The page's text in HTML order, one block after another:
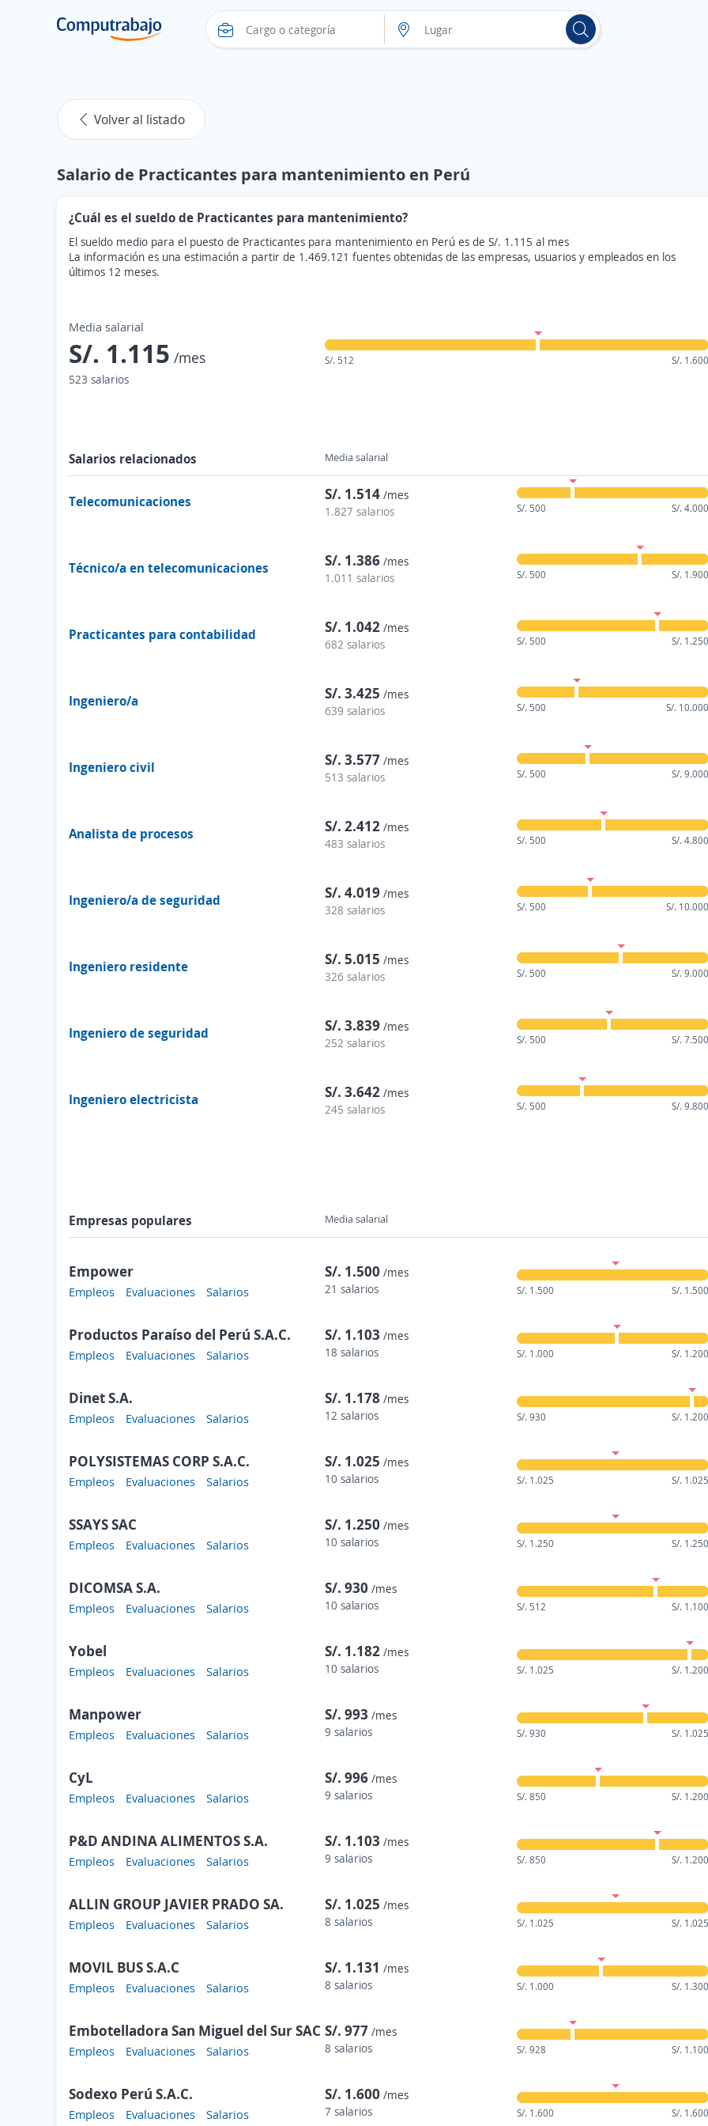
Volver al listado
Salario de Practicantes para mantenimiento en Perú
¿Cuál es el sueldo de Practicantes para mantenimiento?
El sueldo medio para el puesto de Practicantes para mantenimiento en Perú es de S/. 1.115 al mes
La información es una estimación a partir de 1.469.121 fuentes obtenidas de las empresas, usuarios y empleados en los
últimos 12 meses.
Media salarial
S/. 1.115 /mes
523 salarios
S/. 512 S/. 1.600
Salarios relacionados Media salarial
Telecomunicaciones S/. 1.514 /mes
1.827 salarios
S/. 500 S/. 4.000
Técnico/a en telecomunicaciones S/. 1.386 /mes
1.011 salarios
S/. 500 S/. 1.900
Practicantes para contabilidad S/. 1.042 /mes
682 salarios
S/. 500 S/. 1.250
Ingeniero/a S/. 3.425 /mes
639 salarios
S/. 500 S/. 10.000
Ingeniero civil S/. 3.577 /mes
513 salarios
S/. 500 S/. 9.000
Analista de procesos S/. 2.412 /mes
483 salarios
S/. 500 S/. 4.800
Ingeniero/a de seguridad S/. 4.019 /mes
328 salarios
S/. 500 S/. 10.000
Ingeniero residente S/. 5.015 /mes
326 salarios
S/. 500 S/. 9.000
Ingeniero de seguridad S/. 3.839 /mes
252 salarios
S/. 500 S/. 7.500
Ingeniero electricista S/. 3.642 /mes
245 salarios
S/. 500 S/. 9.800
Empresas populares Media salarial
Empower
Empleos Evaluaciones Salarios
S/. 1.500 /mes
21 salarios
S/. 1.500 S/. 1.500
Productos Paraíso del Perú S.A.C.
Empleos Evaluaciones Salarios
S/. 1.103 /mes
18 salarios
S/. 1.000 S/. 1.200
Dinet S.A.
Empleos Evaluaciones Salarios
S/. 1.178 /mes
12 salarios
S/. 930 S/. 1.200
POLYSISTEMAS CORP S.A.C.
Empleos Evaluaciones Salarios
S/. 1.025 /mes
10 salarios
S/. 1.025 S/. 1.025
SSAYS SAC
Empleos Evaluaciones Salarios
S/. 1.250 /mes
10 salarios
S/. 1.250 S/. 1.250
DICOMSA S.A.
Empleos Evaluaciones Salarios
S/. 930 /mes
10 salarios
S/. 512 S/. 1.100
Yobel
Empleos Evaluaciones Salarios
S/. 1.182 /mes
10 salarios
S/. 1.025 S/. 1.200
Manpower
Empleos Evaluaciones Salarios
S/. 993 /mes
9 salarios
S/. 930 S/. 1.025
CyL
Empleos Evaluaciones Salarios
S/. 996 /mes
9 salarios
S/. 850 S/. 1.200
P&D ANDINA ALIMENTOS S.A.
Empleos Evaluaciones Salarios
S/. 1.103 /mes
9 salarios
S/. 850 S/. 1.200
ALLIN GROUP JAVIER PRADO SA.
Empleos Evaluaciones Salarios
S/. 1.025 /mes
8 salarios
S/. 1.025 S/. 1.025
MOVIL BUS S.A.C
Empleos Evaluaciones Salarios
S/. 1.131 /mes
8 salarios
S/. 1.000 S/. 1.300
Embotelladora San Miguel del Sur SAC
Empleos Evaluaciones Salarios
S/. 977 /mes
8 salarios
S/. 928 S/. 1.100
Sodexo Perú S.A.C.
Empleos Evaluaciones Salarios
S/. 1.600 /mes
7 salarios
S/. 1.600 S/. 1.600